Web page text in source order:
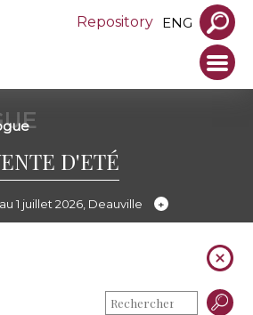
Repository ENG
D'ETÉ
1 juillet 2026, Deauville